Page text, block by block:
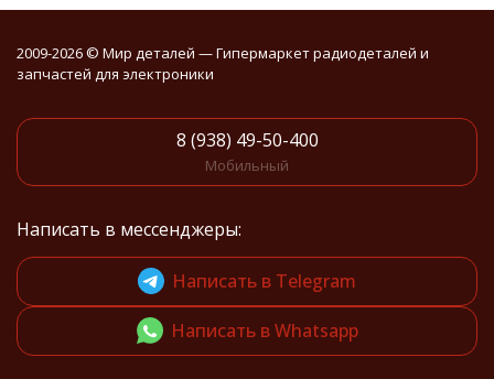
2009-2026 © Мир деталей — Гипермаркет радиодеталей и
запчастей для электроники
8 (938) 49-50-400
Мобильный
Написать в мессенджеры:
Написать в Telegram
Написать в Whatsapp